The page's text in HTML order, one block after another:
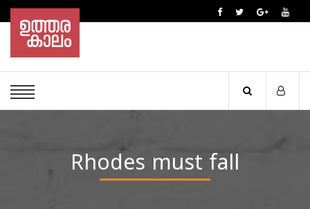
Rhodes must fall